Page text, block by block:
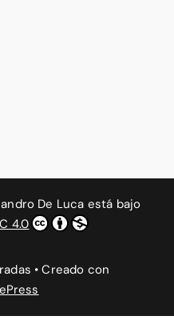
De Luca está bajo
4.0
• Creado con